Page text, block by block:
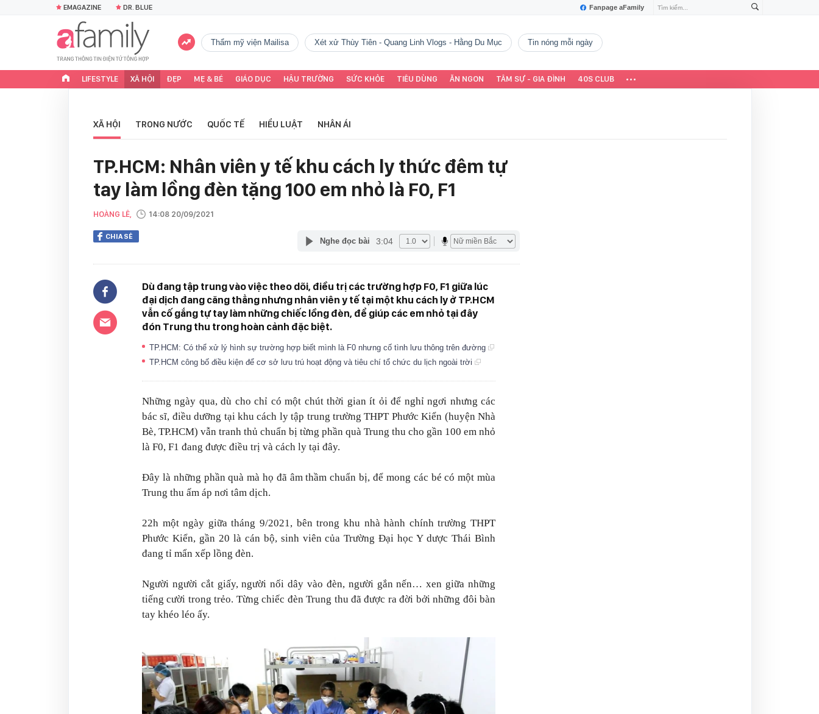
Fanpage aFamily
EMAGAZINE DR. BLUE
Thẩm mỹ viện Mailisa Xét xử Thùy Tiên - Quang Linh Vlogs - Hằng Du Mục tin nóng mỗi ngày
LIFESTYLE XÃ HỘI ĐẸP MẸ & BÉ GIÁO DỤC HẬU TRƯỜNG SỨC KHỎE TIÊU DÙNG ĂN NGON TÂM SỰ - GIA ĐÌNH 40S CLUB
XÃ HỘI TRONG NƯỚC QUỐC TẾ HIỂU LUẬT NHÂN ÁI
TP.HCM: Nhân viên y tế khu cách ly thức đêm tự
tay làm lồng đèn tặng 100 em nhỏ là F0, F1
HOÀNG LÊ, 14:08 20/09/2021
CHIA SẺ Nghe đọc bài 3:04
Dù đang tập trung vào việc theo dõi, điều trị các trường hợp F0, F1 giữa lúc
đại dịch đang căng thẳng nhưng nhân viên y tế tại một khu cách ly ở TP.HCM
vẫn cố gắng tự tay làm những chiếc lồng đèn, để giúp các em nhỏ tại đây
đón Trung thu trong hoàn cảnh đặc biệt.
TP.HCM: Có thể xử lý hình sự trường hợp biết mình là F0 nhưng cố tình lưu thông trên đường
TP.HCM công bố điều kiện để cơ sở lưu trú hoạt động và tiêu chí tổ chức du lịch ngoài trời
Những ngày qua, dù cho chỉ có một chút thời gian ít ỏi để nghỉ ngơi nhưng các
bác sĩ, điều dưỡng tại khu cách ly tập trung trường THPT Phước Kiển (huyện Nhà
Bè, TP.HCM) vẫn tranh thủ chuẩn bị từng phần quà Trung thu cho gần 100 em nhỏ
là F0, F1 đang được điều trị và cách ly tại đây.
Đây là những phần quà mà họ đã âm thầm chuẩn bị, để mong các bé có một mùa
Trung thu ấm áp nơi tâm dịch.
22h một ngày giữa tháng 9/2021, bên trong khu nhà hành chính trường THPT
Phước Kiển, gần 20 là cán bộ, sinh viên của Trường Đại học Y dược Thái Bình
đang tỉ mẩn xếp lồng đèn.
Người người cắt giấy, người nối dây vào đèn, người gắn nến… xen giữa những
tiếng cười trong trẻo. Từng chiếc đèn Trung thu đã được ra đời bởi những đôi bàn
tay khéo léo ấy.